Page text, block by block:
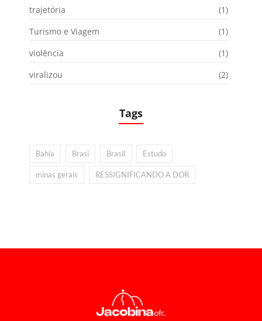
trajetória
(1)
Turismo e Viagem
(1)
violência
(1)
viralizou
(2)
Tags
Bahia Brasi Brasil Estudo
minas gerais RESSIGNIFICANDO A DOR